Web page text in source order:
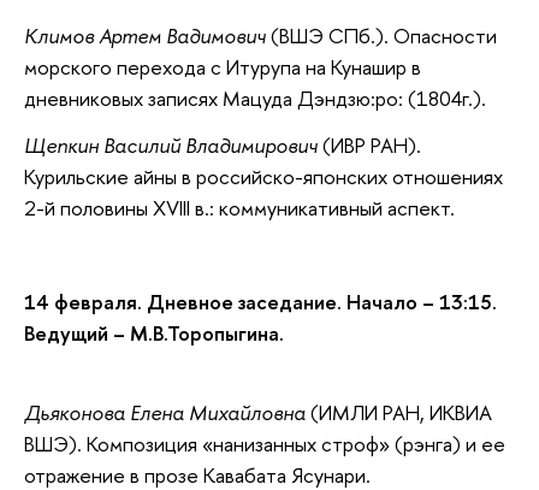
Климов Артем Вадимович(ВШЭ СПб.). Опасности
морского перехода с Итурупа на Кунашир в
дневниковых записях Мацуда Дэндзю:ро: (1804г.).
Щепкин Василий Владимирович(ИВР РАН).
Курильские айны в российско-японских отношениях
2-й половины XVIII в.: коммуникативный аспект.
14 февраля. Дневное заседание. Начало – 13:15.
Ведущий – М.В.Торопыгина.
Дьяконова Елена Михайловна(ИМЛИ РАН, ИКВИА
ВШЭ). Композиция «нанизанных строф» (рэнга) и ее
отражение в прозе Кавабата Ясунари.